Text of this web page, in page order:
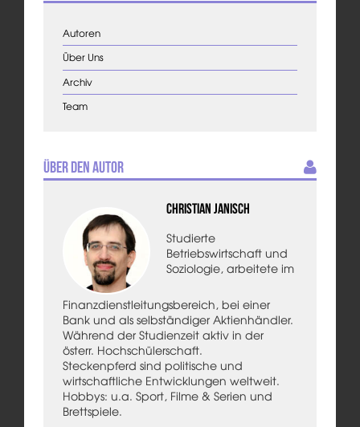
Autoren
Über Uns
Archiv
Team
Über den Autor
Christian Janisch
Studierte
Betriebswirtschaft und
Soziologie, arbeitete im
Finanzdienstleitungsbereich, bei einer
Bank und als selbständiger Aktienhändler.
Während der Studienzeit aktiv in der
österr. Hochschülerschaft.
Steckenpferd sind politische und
wirtschaftliche Entwicklungen weltweit.
Hobbys: u.a. Sport, Filme & Serien und
Brettspiele.